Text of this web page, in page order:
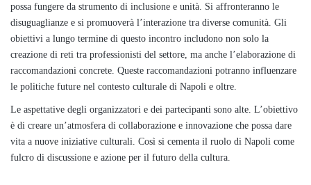
possa fungere da strumento di inclusione e unità. Si affronteranno le
disuguaglianze e si promuoverà l’interazione tra diverse comunità. Gli
obiettivi a lungo termine di questo incontro includono non solo la
creazione di reti tra professionisti del settore, ma anche l’elaborazione di
raccomandazioni concrete. Queste raccomandazioni potranno influenzare
le politiche future nel contesto culturale di Napoli e oltre.
Le aspettative degli organizzatori e dei partecipanti sono alte. L’obiettivo
è di creare un’atmosfera di collaborazione e innovazione che possa dare
vita a nuove iniziative culturali. Così si cementa il ruolo di Napoli come
fulcro di discussione e azione per il futuro della cultura.